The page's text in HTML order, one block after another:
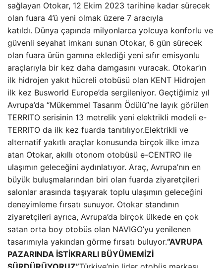
sağlayan Otokar, 12 Ekim 2023 tarihine kadar sürecek
olan fuara 4’ü yeni olmak üzere 7 aracıyla
katıldı. Dünya çapında milyonlarca yolcuya konforlu ve
güvenli seyahat imkanı sunan Otokar, 6 gün sürecek
olan fuara ürün gamına eklediği yeni sıfır emisyonlu
araçlarıyla bir kez daha damgasını vuracak. Otokar’ın
ilk hidrojen yakıt hücreli otobüsü olan KENT Hidrojen
ilk kez Busworld Europe’da sergileniyor. Geçtiğimiz yıl
Avrupa’da “Mükemmel Tasarım Ödülü”ne layık görülen
TERRITO serisinin 13 metrelik yeni elektrikli modeli e-
TERRITO da ilk kez fuarda tanıtılıyor.Elektrikli ve
alternatif yakıtlı araçlar konusunda birçok ilke imza
atan Otokar, akıllı otonom otobüsü e-CENTRO ile
ulaşımın geleceğini aydınlatıyor. Araç, Avrupa’nın en
büyük buluşmalarından biri olan fuarda ziyaretçileri
salonlar arasında taşıyarak toplu ulaşımın geleceğini
deneyimleme fırsatı sunuyor. Otokar standının
ziyaretçileri ayrıca, Avrupa’da birçok ülkede en çok
satan orta boy otobüs olan NAVIGO’yu yenilenen
tasarımıyla yakından görme fırsatı buluyor.“AVRUPA
PAZARINDA İSTİKRARLI BÜYÜMEMİZİ